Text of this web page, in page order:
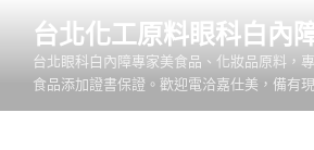
內
台北化工原料眼科白內
台北眼科白內障專家美食品、化妝品原料，
食品添加證書保證。歡迎電洽嘉仕美，備有